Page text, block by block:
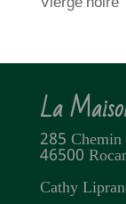
La
285
46500
Cathy